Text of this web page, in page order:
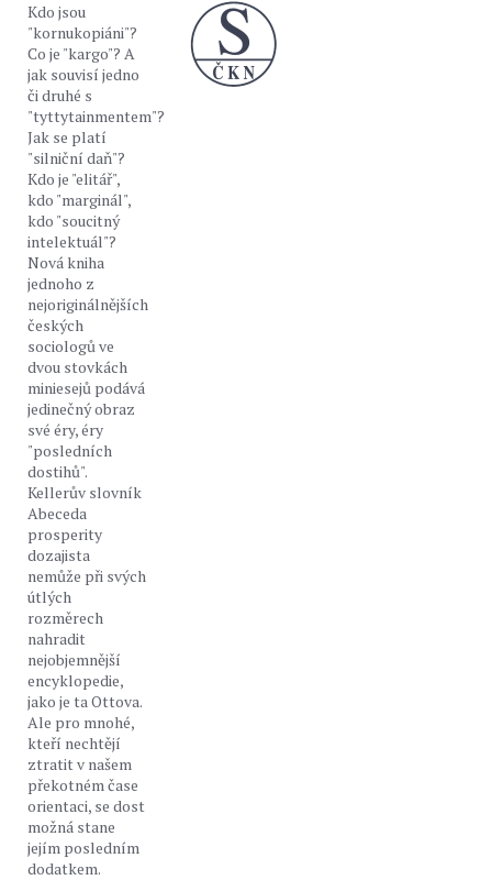
Kdo jsou
"kornukopiáni"?
Co je "kargo"? A
jak souvisí jedno
či druhé s
"tyttytainmentem"?
Jak se platí
"silniční daň"?
Kdo je "elitář",
kdo "marginál",
kdo "soucitný
intelektuál"?
Nová kniha
jednoho z
nejoriginálnějších
českých
sociologů ve
dvou stovkách
miniesejů podává
jedinečný obraz
své éry, éry
"posledních
dostihů".
Kellerův slovník
Abeceda
prosperity
dozajista
nemůže při svých
útlých
rozměrech
nahradit
nejobjemnější
encyklopedie,
jako je ta Ottova.
Ale pro mnohé,
kteří nechtějí
ztratit v našem
překotném čase
orientaci, se dost
možná stane
jejím posledním
dodatkem.